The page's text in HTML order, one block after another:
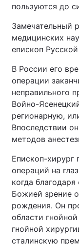
пользуются до
Замечательный
медицинских
епископ
В России его
операции
неправильного
Войно-
регионарную,
Впоследствии
методов
Епископ-хирург
операций на
когда
Божией зрение
рождения. Он
области
гнойной
сталинскую